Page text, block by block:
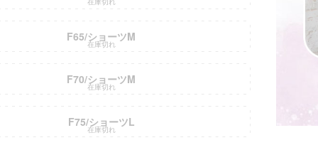
F65/ショーツM
在庫切れ
F70/ショーツM
在庫切れ
F75/ショーツL
在庫切れ